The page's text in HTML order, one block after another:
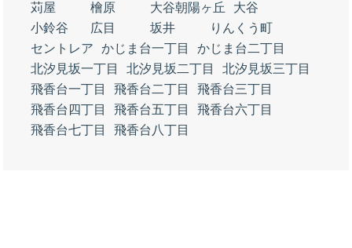
苅屋
檜原 大谷朝陽ヶ丘
大谷
小鈴谷
広目 坂井
りんくう町
セントレア
かじま台一丁目
かじま台二丁目
北汐見坂一丁目
北汐見坂二丁目
北汐見坂三丁目
飛香台一丁目
飛香台二丁目
飛香台三丁目
飛香台四丁目
飛香台五丁目
飛香台六丁目
飛香台七丁目
飛香台八丁目